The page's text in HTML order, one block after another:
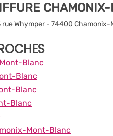
rue Whymper - 74400
Blanc
Blanc
Blanc
Blanc
Mont-Blanc